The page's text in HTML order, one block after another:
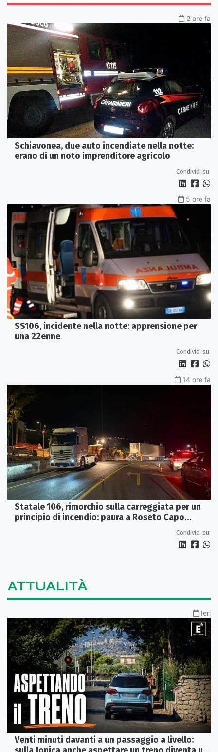
2 ore fa
Schiavonea, due auto incendiate nella notte:
erano di un noto imprenditore agricolo
Condividi su:
5 ore fa
SS106, incidente nella notte: apprensione per
una 22enne
Condividi su:
14 ore fa
Statale 106, rimorchio sulla carreggiata per un
principio di incendio: paura a Roseto Capo
Condividi su:
ATTUALITÀ
Ieri
Venti minuti davanti a un passaggio a livello: